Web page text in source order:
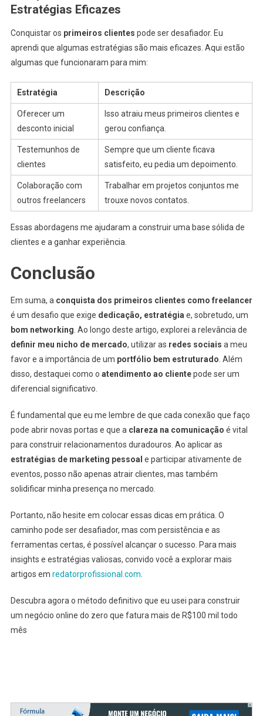
Estratégias Eficazes
Conquistar os primeiros clientes pode ser desafiador. Eu
aprendi que algumas estratégias são mais eficazes. Aqui estão
algumas que funcionaram para mim:
Estratégia Descrição
Oferecer um
desconto inicial
Isso atraiu meus primeiros clientes e
gerou confiança.
Testemunhos de
clientes
Sempre que um cliente ficava
satisfeito, eu pedia um depoimento.
Colaboração com
outros freelancers
Trabalhar em projetos conjuntos me
trouxe novos contatos.
Essas abordagens me ajudaram a construir uma base sólida de
clientes e a ganhar experiência.
Conclusão
Em suma, a conquista dos primeiros clientes como freelancer
é um desafio que exige dedicação, estratégia e, sobretudo, um
bom networking . Ao longo deste artigo, explorei a relevância de
definir meu nicho de mercado, utilizar as redes sociais a meu
favor e a importância de um portfólio bem estruturado . Além
disso, destaquei como o atendimento ao clientepode ser um
diferencial significativo.
É fundamental que eu me lembre de que cada conexão que faço
pode abrir novas portas e que a clareza na comunicação é vital
para construir relacionamentos duradouros. Ao aplicar as
estratégias de marketing pessoal e participar ativamente de
eventos, posso não apenas atrair clientes, mas também
solidificar minha presença no mercado.
Portanto, não hesite em colocar essas dicas em prática. O
caminho pode ser desafiador, mas com persistência e as
ferramentas certas, é possível alcançar o sucesso. Para mais
insights e estratégias valiosas, convido você a explorar mais
artigos em redatorprofissional.com
Descubra agora o método definitivo que eu usei para construir
um negócio online do zero que fatura mais de R$100 mil todo
mês